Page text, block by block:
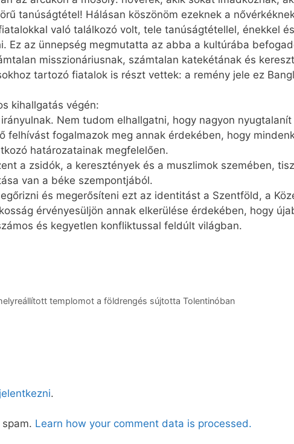
tanúságtétel! Hálásan köszönöm ezeknek a
való találkozó volt, tele tanúságtétellel, énekkel
Ez az ünnepség megmutatta az abba a kultúrába
misszionáriusnak, számtalan katekétának és
tartozó fiatalok is részt vettek: a remény jele ez
kihallgatás végén:
Nem tudom elhallgatni, hogy nagyon
felhívást fogalmazok meg annak érdekében, hogy
határozatainak megfelelően.
a zsidók, a keresztények és a muszlimok szemében,
van a béke szempontjából.
és megerősíteni ezt az identitást a Szentföld, a
érvényesüljön annak elkerülése érdekében, hogy
és kegyetlen konfliktussal feldúlt világban.
templomot a földrengés sújtotta Tolentinóban
.
Learn how your comment data is processed.